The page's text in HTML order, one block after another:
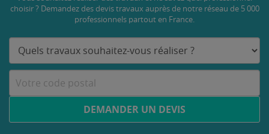
choisir ? Demandez des devis travaux auprès de notre réseau de 5 000
professionnels partout en France.
DEMANDER UN DEVIS